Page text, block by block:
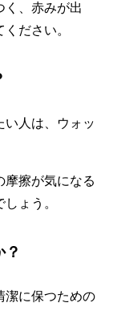
く、赤みが出
ださい。
い人は、ウォッ
摩擦が気になる
ょう。
？
潔に保つための